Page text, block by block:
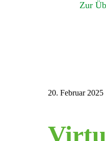
Zur
20. Februar 2025